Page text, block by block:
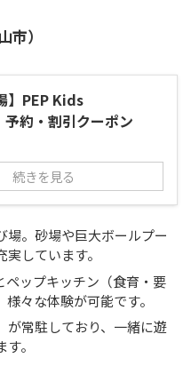
）
】PEP Kids
約・割引クーポン
続きを見る
場。砂場や巨大ボールプー
しています。
ペップキッチン（食育・要
々な体験が可能です。
が常駐しており、一緒に遊
。